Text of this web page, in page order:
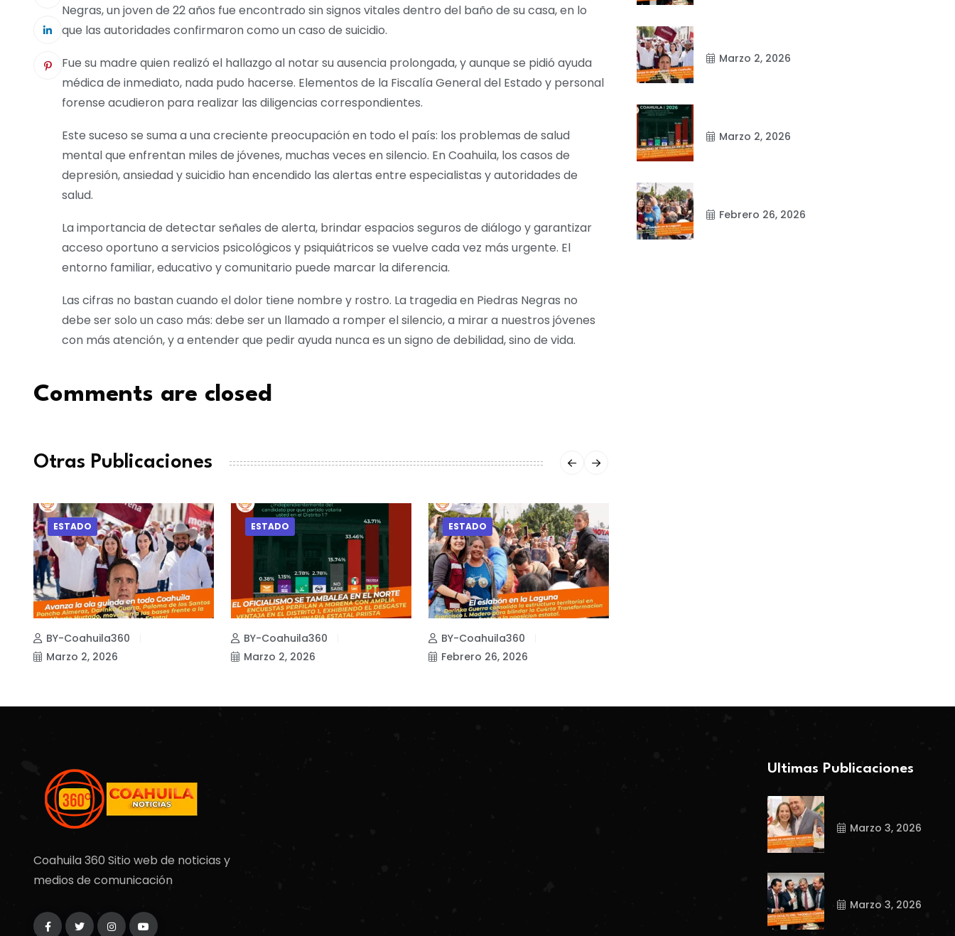
Negras, un joven de 22 años fue encontrado sin signos vitales dentro del baño de su casa, en lo
que las autoridades confirmaron como un caso de suicidio.
Fue su madre quien realizó el hallazgo al notar su ausencia prolongada, y aunque se pidió ayuda
médica de inmediato, nada pudo hacerse. Elementos de la Fiscalía General del Estado y personal
forense acudieron para realizar las diligencias correspondientes.
Este suceso se suma a una creciente preocupación en todo el país: los problemas de salud
mental que enfrentan miles de jóvenes, muchas veces en silencio. En Coahuila, los casos de
depresión, ansiedad y suicidio han encendido las alertas entre especialistas y autoridades de
salud.
La importancia de detectar señales de alerta, brindar espacios seguros de diálogo y garantizar
acceso oportuno a servicios psicológicos y psiquiátricos se vuelve cada vez más urgente. El
entorno familiar, educativo y comunitario puede marcar la diferencia.
Las cifras no bastan cuando el dolor tiene nombre y rostro. La tragedia en Piedras Negras no
debe ser solo un caso más: debe ser un llamado a romper el silencio, a mirar a nuestros jóvenes
con más atención, y a entender que pedir ayuda nunca es un signo de debilidad, sino de vida.
Comments are closed
Otras Publicaciones
ESTADO
BY-Coahuila360
Marzo 2, 2026
ESTADO
BY-Coahuila360
Marzo 2, 2026
ESTADO
BY-Coahuila360
Febrero 26, 2026
Marzo 2, 2026
Marzo 2, 2026
Febrero 26, 2026
Coahuila 360 Sitio web de noticias y
medios de comunicación
Ultimas Publicaciones
Marzo 3, 2026
Marzo 3, 2026